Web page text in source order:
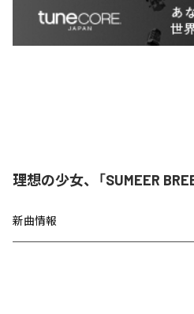
理想の少女、「SUMEER
新曲情報